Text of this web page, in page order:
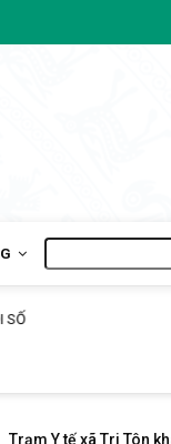
kiếm
Trạm Y tế xã Tri Tôn